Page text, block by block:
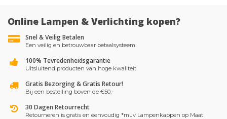
Online Lampen & Verlichting kopen?
Snel & Veilig Betalen
Een veilig en betrouwbaar betaalsysteem.
100% Tevredenheidsgarantie
UItsluitend producten van hoge kwaliteit
Gratis Bezorging & Gratis Retour!
Bij een bestelling boven de €50,-
30 Dagen Retourrecht
Retourneren is gratis en eenvoudig *muv Lampenkappen op Maat